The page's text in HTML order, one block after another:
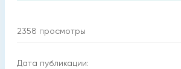
2358 просмотры
Дата публикации: